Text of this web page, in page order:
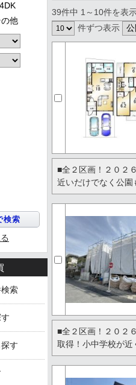
39件中 1～10件を表
件ずつ表示
■全２区画！２０２
近いだけでなく公園
■全２区画！２０２
取得！小中学校が近
4DK
他
索
す